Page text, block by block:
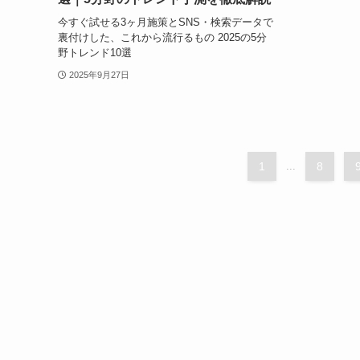
今すぐ試せる3ヶ月施策とSNS・検索データで
裏付けした、これから流行るもの 2025の5分
野トレンド10選
2025年9月27日
1 8 9